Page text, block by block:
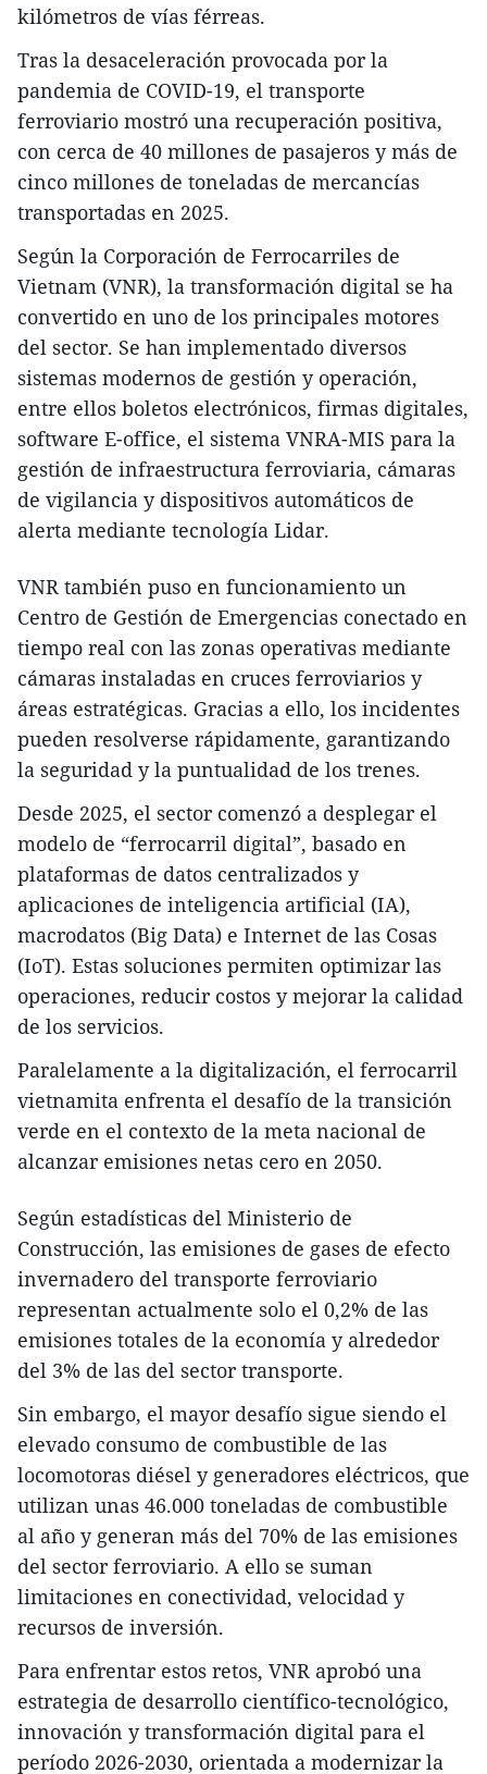
kilómetros de vías férreas.
Tras la desaceleración provocada por la
pandemia de COVID-19, el transporte
ferroviario mostró una recuperación positiva,
con cerca de 40 millones de pasajeros y más de
cinco millones de toneladas de mercancías
transportadas en 2025.
Según la Corporación de Ferrocarriles de
Vietnam (VNR), la transformación digital se ha
convertido en uno de los principales motores
del sector. Se han implementado diversos
sistemas modernos de gestión y operación,
entre ellos boletos electrónicos, firmas digitales,
software E-office, el sistema VNRA-MIS para la
gestión de infraestructura ferroviaria, cámaras
de vigilancia y dispositivos automáticos de
alerta mediante tecnología Lidar.
VNR también puso en funcionamiento un
Centro de Gestión de Emergencias conectado en
tiempo real con las zonas operativas mediante
cámaras instaladas en cruces ferroviarios y
áreas estratégicas. Gracias a ello, los incidentes
pueden resolverse rápidamente, garantizando
la seguridad y la puntualidad de los trenes.
Desde 2025, el sector comenzó a desplegar el
modelo de “ferrocarril digital”, basado en
plataformas de datos centralizados y
aplicaciones de inteligencia artificial (IA),
macrodatos (Big Data) e Internet de las Cosas
(IoT). Estas soluciones permiten optimizar las
operaciones, reducir costos y mejorar la calidad
de los servicios.
Paralelamente a la digitalización, el ferrocarril
vietnamita enfrenta el desafío de la transición
verde en el contexto de la meta nacional de
alcanzar emisiones netas cero en 2050.
Según estadísticas del Ministerio de
Construcción, las emisiones de gases de efecto
invernadero del transporte ferroviario
representan actualmente solo el 0,2% de las
emisiones totales de la economía y alrededor
del 3% de las del sector transporte.
Sin embargo, el mayor desafío sigue siendo el
elevado consumo de combustible de las
locomotoras diésel y generadores eléctricos, que
utilizan unas 46.000 toneladas de combustible
al año y generan más del 70% de las emisiones
del sector ferroviario. A ello se suman
limitaciones en conectividad, velocidad y
recursos de inversión.
Para enfrentar estos retos, VNR aprobó una
estrategia de desarrollo científico-tecnológico,
innovación y transformación digital para el
período 2026-2030, orientada a modernizar la